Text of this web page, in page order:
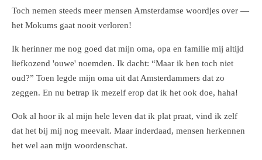
Toch nemen steeds meer mensen Amsterdamse woordjes over —
het Mokums gaat nooit verloren!
Ik herinner me nog goed dat mijn oma, opa en familie mij altijd
liefkozend 'ouwe' noemden. Ik dacht: “Maar ik ben toch niet
oud?” Toen legde mijn oma uit dat Amsterdammers dat zo
zeggen. En nu betrap ik mezelf erop dat ik het ook doe, haha!
Ook al hoor ik al mijn hele leven dat ik plat praat, vind ik zelf
dat het bij mij nog meevalt. Maar inderdaad, mensen herkennen
het wel aan mijn woordenschat.